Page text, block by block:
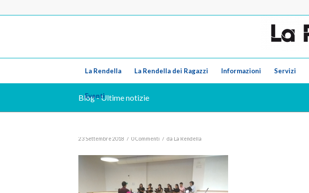
La Rendella La Rendella dei Ragazzi Informazioni Servizi
Eventi
Blog - Ultime notizie
23 Settembre 2018 / 0 Commenti / da La Rendella